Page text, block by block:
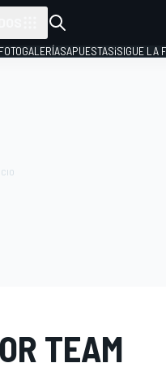
FOTOGALERÍASAPUESTAS¡SIGUE LA
TEAM